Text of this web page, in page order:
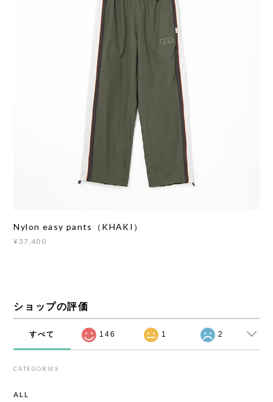
Nylon easy pants（KHAKI）
¥37,400
ショップの評価
すべて 146 1 2
CATEGORIES
ALL